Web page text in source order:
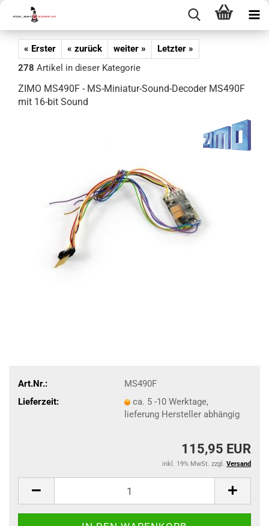
« Erster « zurück weiter »
Letzter »
278 Artikel in dieser Kategorie
ZIMO MS490F - MS-Miniatur-Sound-Decoder MS490F
mit 16-bit Sound
Art.Nr.:
MS490F
Lieferzeit:
ca. 5 -10 Werktage,
lieferung Hersteller abhängig
115,95 EUR
inkl. 19% MwSt. zzgl. Versand